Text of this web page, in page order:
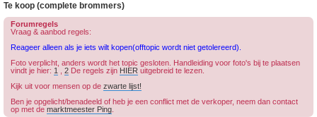
Te koop (complete brommers)
Forumregels
Vraag & aanbod regels:
Reageer alleen als je iets wilt kopen(offtopic wordt niet getolereerd).
Foto verplicht, anders wordt het topic gesloten. Handleiding voor foto's bij te plaatsen
vindt je hier: 1 2 De regels zijn HIER uitgebreid te lezen.
Kijk uit voor mensen op de zwarte lijst!
Ben je opgelicht/benadeeld of heb je een conflict met de verkoper, neem dan contact
op met de marktmeester Ping